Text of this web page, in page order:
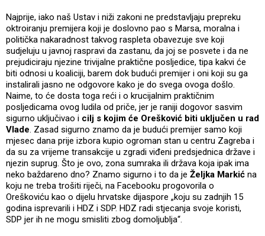
Najprije, iako naš Ustav i niži zakoni ne predstavljaju prepreku
oktroiranju premijera koji je doslovno pao s Marsa, moralna i
politička nakaradnost takvog raspleta obavezuje sve koji
sudjeluju u javnoj raspravi da zastanu, da joj se posvete i da ne
prejudiciraju njezine trivijalne praktične posljedice, tipa kakvi će
biti odnosi u koaliciji, barem dok budući premijer i oni koji su ga
instalirali jasno ne odgovore kako je do svega ovoga došlo.
Naime, to će dosta toga reći i o krucijalnim praktičnim
posljedicama ovog ludila od priče, jer je raniji dogovor sasvim
sigurno uključivao i cilj s kojim će Orešković biti uključen u rad
Vlade. Zasad sigurno znamo da je budući premijer samo koji
mjesec dana prije izbora kupio ogroman stan u centru Zagreba i
da su za vrijeme transakcije u zgradi viđeni predsjednica države i
njezin suprug. Što je ovo, zona sumraka ili država koja ipak ima
neko baždareno dno? Znamo sigurno i to da je Željka Markić na
koju ne treba trošiti riječi, na Facebooku progovorila o
Oreškoviću kao o dijelu hrvatske dijaspore „koju su zadnjih 15
godina isprevarili i HDZ i SDP. HDZ radi stjecanja svoje koristi,
SDP jer ih ne mogu smisliti zbog domoljublja“.